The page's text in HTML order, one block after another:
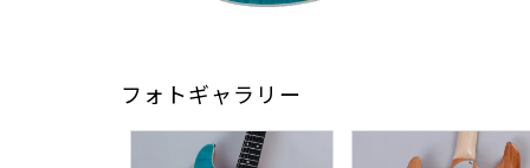
フォトギャラリー